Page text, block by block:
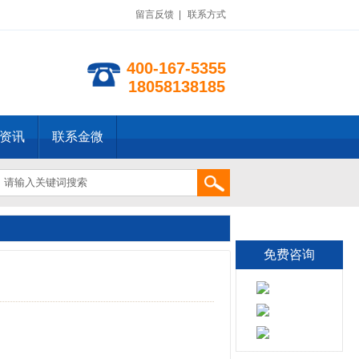
留言反馈 联系方式
400-167-5355
18058138185
讯 联系金微
免费咨询